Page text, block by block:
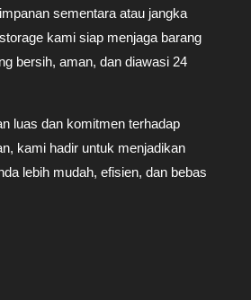
sementara atau jangka
kami siap menjaga barang
bersih, aman, dan diawasi 24
luas dan komitmen terhadap
kami hadir untuk menjadikan
lebih mudah, efisien, dan bebas